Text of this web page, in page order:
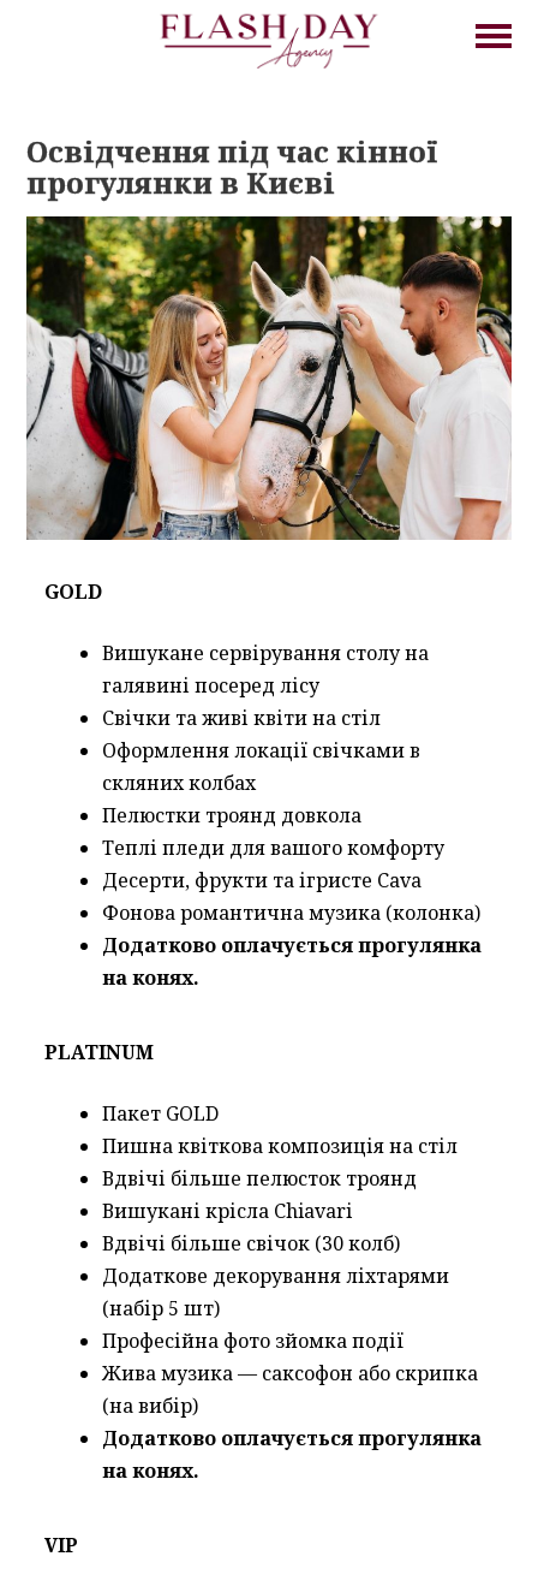
Освідчення під час кінної
прогулянки в Києві
GOLD
Вишукане сервірування столу на
галявині посеред лісу
Свічки та живі квіти на стіл
Оформлення локації свічками в
скляних колбах
Пелюстки троянд довкола
Теплі пледи для вашого комфорту
Десерти, фрукти та ігристе Cava
Фонова романтична музика (колонка)
Додатково оплачується прогулянка
на конях.
PLATINUM
Пакет GOLD
Пишна квіткова композиція на стіл
Вдвічі більше пелюсток троянд
Вишукані крісла Chiavari
Вдвічі більше свічок (30 колб)
Додаткове декорування ліхтарями
(набір 5 шт)
Професійна фото зйомка події
Жива музика — саксофон або скрипка
(на вибір)
Додатково оплачується прогулянка
на конях.
VIP